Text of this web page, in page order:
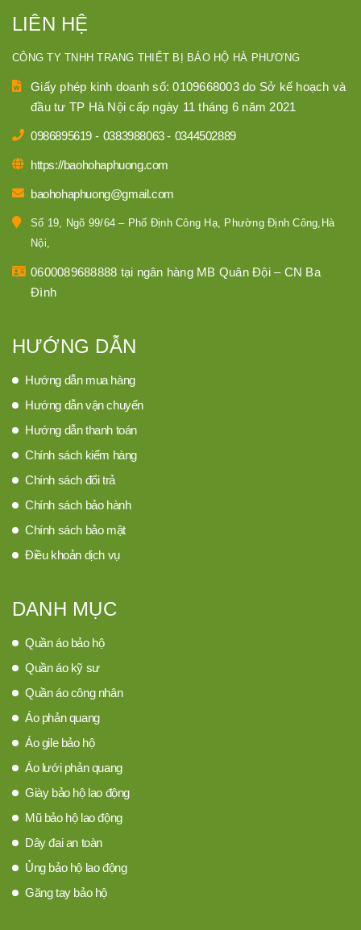
LIÊN HỆ
CÔNG TY TNHH TRANG THIẾT BỊ BẢO HỘ HÀ PHƯƠNG
Giấy phép kinh doanh số: 0109668003 do Sở kế hoạch và
đầu tư TP Hà Nội cấp ngày 11 tháng 6 năm 2021
0986895619 - 0383988063- 0344502889
https://baohohaphuong.com
baohohaphuong@gmail.com
Số 19, Ngõ 99/64 – Phố Định Công Hạ, Phường Định Công,Hà
Nội,
0600089688888 tại ngân hàng MB Quân Đội – CN Ba
Đình
HƯỚNG DẪN
Hướng dẫn mua hàng
Hướng dẫn vận chuyển
Hướng dẫn thanh toán
Chính sách kiểm hàng
Chính sách đổi trả
Chính sách bảo hành
Chính sách bảo mật
Điều khoản dịch vụ
DANH MỤC
Quần áo bảo hộ
Quần áo kỹ sư
Quần áo công nhân
Áo phản quang
Áo gile bảo hộ
Áo lưới phản quang
Giày bảo hộ lao động
Mũ bảo hộ lao động
Dây đai an toàn
Ủng bảo hộ lao động
Găng tay bảo hộ